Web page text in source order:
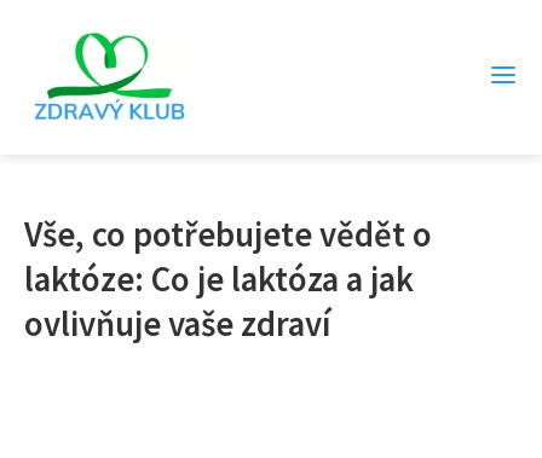
Vše, co potřebujete vědět o
laktóze: Co je laktóza a jak
ovlivňuje vaše zdraví